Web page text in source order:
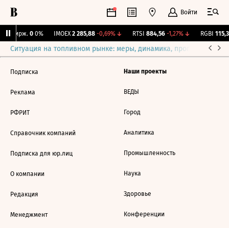
Войти
Бирж. 0 0% IMOEX 2 285,88 -0,69%↓ RTSI 884,56 -1,27%↓ RGBI
Ситуация на топливном рынке: меры, динамика, прогнозы
Подписка
Реклама
РФРИТ
Справочник компаний
Подписка для юр.лиц
О компании
Редакция
Менеджмент
Наши проекты
ВЕДЫ
Город
Аналитика
Промышленность
Наука
Здоровье
Конференции